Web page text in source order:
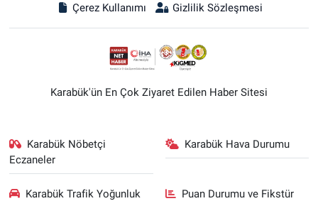
Çerez Kullanımı
Gizlilik Sözleşmesi
Karabük'ün En Çok Ziyaret Edilen Haber Sitesi
Karabük Nöbetçi
Eczaneler
Karabük Hava Durumu
Karabük Trafik Yoğunluk
Puan Durumu ve Fikstür